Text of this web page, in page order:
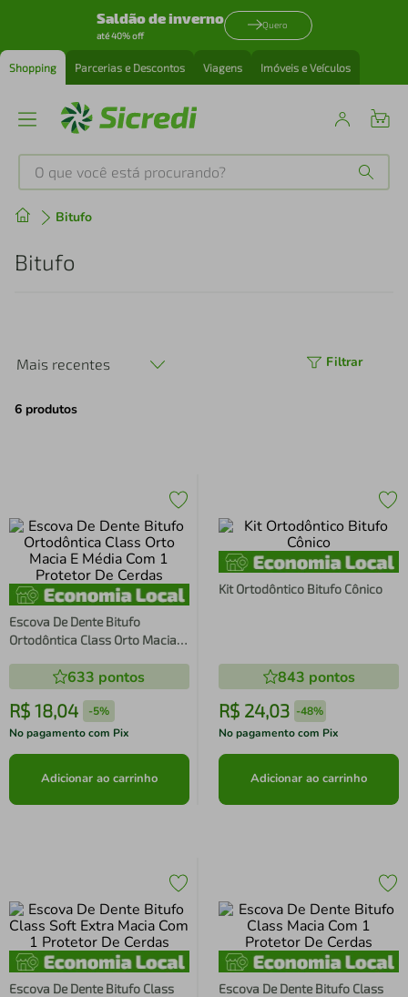
Saldão de inverno
até 40% off
Quero
Shopping Parcerias e Descontos Viagens Imóveis e Veículos
O que você está procurando?
Bitufo
Bitufo
Mais recentes Filtrar
6 produtos
Escova De Dente Bitufo
Ortodôntica Class Orto Macia E
633 pontos
R$ 18,04 -5%
No pagamento com Pix
Adicionar ao carrinho
Kit Ortodôntico Bitufo Cônico
843 pontos
R$ 24,03 -48%
No pagamento com Pix
Adicionar ao carrinho
Escova De Dente Bitufo Class
Escova De Dente Bitufo Class
Produtos mais buscados
º
perfume
4º air fryer